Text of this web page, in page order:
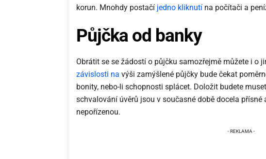
korun. Mnohdy postačí jedno kliknutí na počítači a
Půjčka od banky
Obrátit se se žádostí o půjčku samozřejmě můžete i o
závislosti na výši zamýšlené půjčky bude čekat
bonity, nebo-li schopnosti splácet. Doložit budete
schvalování úvěrů jsou v současné době docela přísné
nepořízenou.